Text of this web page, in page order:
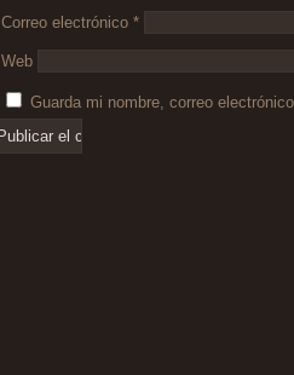
Correo electrónico *
Web
Guarda mi nombre, correo